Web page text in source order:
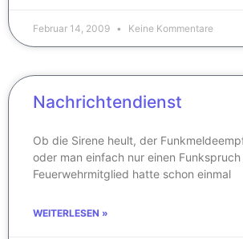
Februar 14, 2009 Keine Kommentare
Nachrichtendienst
Ob die Sirene heult, der
oder man einfach nur einen
Feuerwehrmitglied hatte schon einmal
WEITERLESEN »